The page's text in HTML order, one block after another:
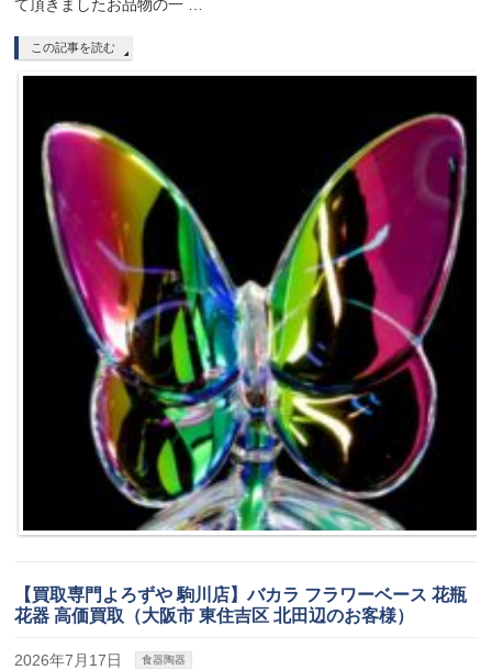
て頂きましたお品物の一 …
この記事を読む
【買取専門よろずや 駒川店】バカラ フラワーベース 花瓶
花器 高価買取（大阪市 東住吉区 北田辺のお客様）
2026年7月17日 食器陶器